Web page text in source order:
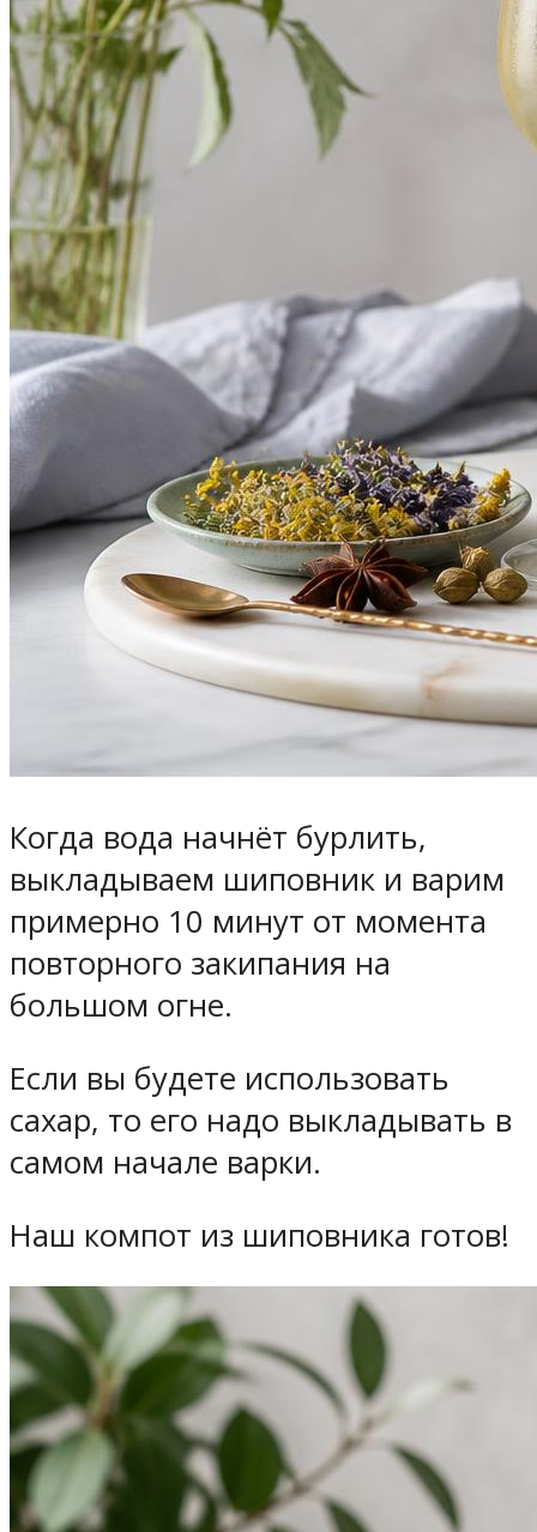
Когда вода начнёт бурлить,
выкладываем шиповник и варим
примерно 10 минут от момента
повторного закипания на
большом огне.
Если вы будете использовать
сахар, то его надо выкладывать в
самом начале варки.
Наш компот из шиповника готов!